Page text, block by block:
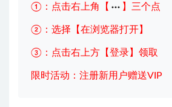
①：点击右上角【 】三个点
②：选择【在浏览器打开】
③：点击右上方【登录】
限时活动：注册新用户赠送VIP